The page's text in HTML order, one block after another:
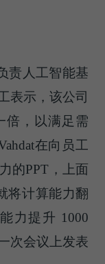
责人工智能基
表示，该公司
倍，以满足需
在向员工
的PPT，上面
将计算能力翻
力提升 1000
次会议上发表